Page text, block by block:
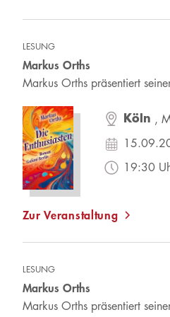
LESUNG
Markus Orths
Markus Orths präsentiert
Köln ,
19:30
Zur Veranstaltung
LESUNG
Markus Orths
Markus Orths präsentiert